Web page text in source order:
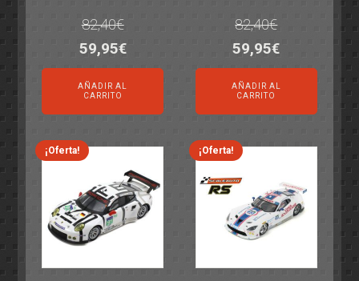
82,40€
El
precio
original
era:
82,40€.
59,95€El
precio
es:
59,95€.
AÑADIR AL
CARRITO
82,40€
El
precio
original
era:
82,40€.
59,95€El
precio
es:
59,95€.
AÑADIR AL
CARRITO
¡Oferta! ¡Oferta!